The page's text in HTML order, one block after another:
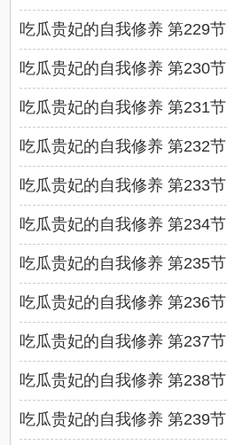
吃瓜贵妃的自我修养 第229节
吃瓜贵妃的自我修养 第230节
吃瓜贵妃的自我修养 第231节
吃瓜贵妃的自我修养 第232节
吃瓜贵妃的自我修养 第233节
吃瓜贵妃的自我修养 第234节
吃瓜贵妃的自我修养 第235节
吃瓜贵妃的自我修养 第236节
吃瓜贵妃的自我修养 第237节
吃瓜贵妃的自我修养 第238节
吃瓜贵妃的自我修养 第239节